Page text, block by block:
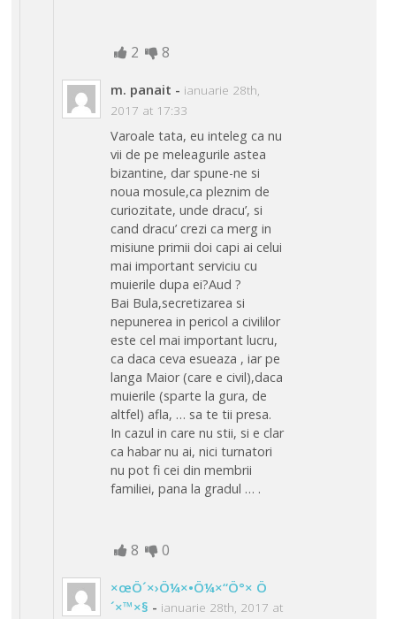
2 8
m. panait - ianuarie 28th,
2017 at 17:33
Varoale tata, eu inteleg ca nu
vii de pe meleagurile astea
bizantine, dar spune-ne si
noua mosule,ca pleznim de
curiozitate, unde dracu’, si
cand dracu’ crezi ca merg in
misiune primii doi capi ai celui
mai important serviciu cu
muierile dupa ei?Aud ?
Bai Bula,secretizarea si
nepunerea in pericol a civililor
este cel mai important lucru,
ca daca ceva esueaza , iar pe
langa Maior (care e civil),daca
muierile (sparte la gura, de
altfel) afla, … sa te tii presa.
In cazul in care nu stii, si e clar
ca habar nu ai, nici turnatori
nu pot fi cei din membrii
familiei, pana la gradul … .
8 0
×œÖ´×›Ö¼×•Ö¼×“Ö°× Ö
´×™×§ - ianuarie 28th, 2017 at